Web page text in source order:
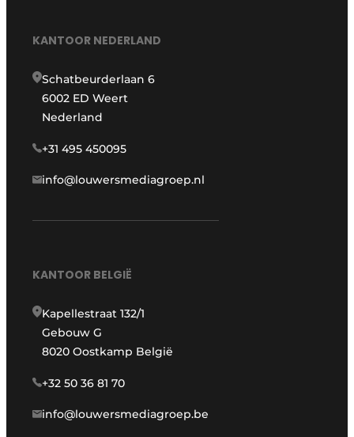
KANTOOR NEDERLAND
Schatbeurderlaan 6
6002 ED Weert
Nederland
+31 495 450095
info@louwersmediagroep.nl
KANTOOR BELGIË
Kapellestraat 132/1
Gebouw G
8020 Oostkamp België
+32 50 36 81 70
info@louwersmediagroep.be